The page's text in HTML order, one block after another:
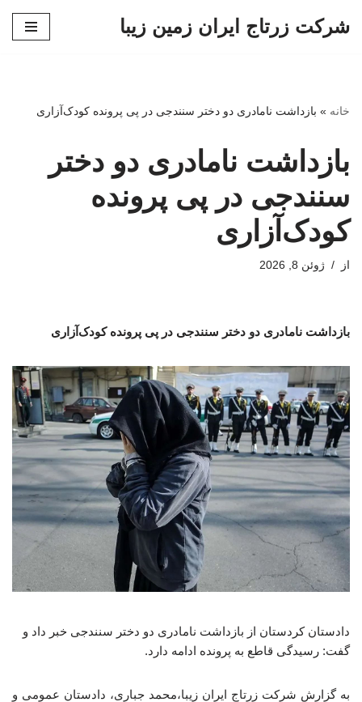
شرکت زرتاج ایران زمین زیبا
خانه » بازداشت نامادری دو دختر سنندجی در پی پرونده کودک‌آزاری
بازداشت نامادری دو دختر
سنندجی در پی پرونده
کودک‌آزاری
از ژوئن 8, 2026
بازداشت نامادری دو دختر سنندجی در پی پرونده کودک‌آزاری
دادستان کردستان از بازداشت نامادری دو دختر سنندجی خبر داد و
گفت: رسیدگی قاطع به پرونده ادامه دارد.
به گزارش شرکت زرتاج ایران زیبا،محمد جباری، دادستان عمومی و